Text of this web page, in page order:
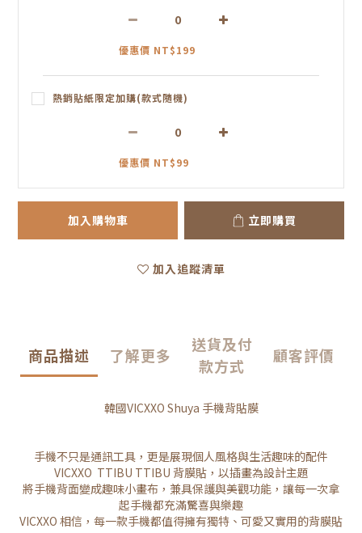
優惠價 NT$199
熱銷貼紙限定加購(款式隨機)
優惠價 NT$99
加入購物車 立即購買
加入追蹤清單
商品描述 了解更多
送貨及付
款方式
顧客評價
韓國VICXXO Shuya 手機背貼膜
手機不只是通訊工具，更是展現個人風格與生活趣味的配件
VICXXO TTIBU TTIBU 背膜貼，以插畫為設計主題
將手機背面變成趣味小畫布，兼具保護與美觀功能，讓每一次拿
起手機都充滿驚喜與樂趣
VICXXO 相信，每一款手機都值得擁有獨特、可愛又實用的背膜貼